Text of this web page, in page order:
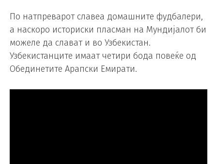
По натпреварот славеа домашните фудбалери,
а наскоро историски пласман на Мундијалот би
можеле да слават и во Узбекистан.
Узбекистанците имаат четири бода повеќе од
Обединетите Арапски Емирати.